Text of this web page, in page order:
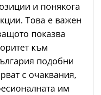
и понякога
Това е важен
показва
към
подобни
с очаквания,
им